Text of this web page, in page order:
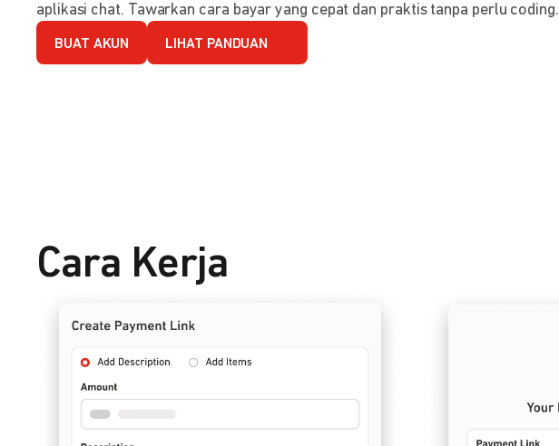
aplikasi chat. Tawarkan cara bayar yang cepat dan praktis tanpa perlu coding.
BUAT AKUN LIHAT PANDUAN
Cara Kerja